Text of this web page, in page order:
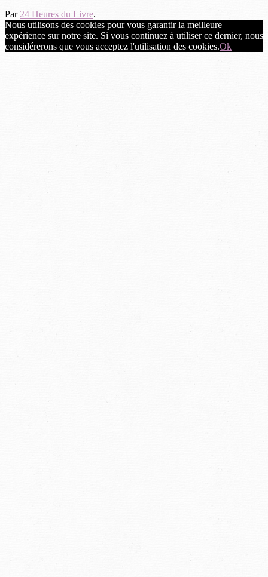
Par 24 Heures du Livre.
Nous utilisons des cookies pour vous garantir la meilleure
expérience sur notre site. Si vous continuez à utiliser ce dernier, nous
considérerons que vous acceptez l'utilisation des cookies.Ok